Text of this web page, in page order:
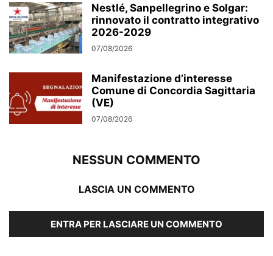
Nestlé, Sanpellegrino e Solgar:
rinnovato il contratto integrativo
2026-2029
07/08/2026
Manifestazione d’interesse
Comune di Concordia Sagittaria
(VE)
07/08/2026
NESSUN COMMENTO
LASCIA UN COMMENTO
ENTRA PER LASCIARE UN COMMENTO